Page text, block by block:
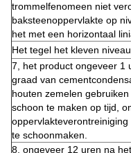
trommelfenomeen niet
baksteenoppervlakte op
het met een horizontaal
Het tegel het kleven
7, het product ongeveer 1
graad van
houten zemelen
schoon te maken op tijd,
te schoonmaken.
8, ongeveer 12 uren na